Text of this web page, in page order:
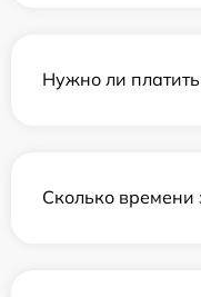
Нужно ли
Сколько времени